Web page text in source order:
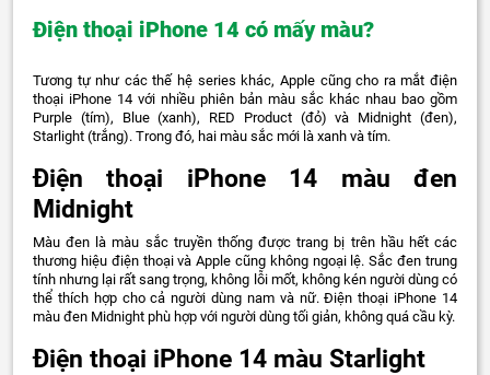
Điện thoại iPhone 14 có mấy màu?
Tương tự như các thế hệ series khác, Apple cũng cho ra mắt điện
thoại iPhone 14 với nhiều phiên bản màu sắc khác nhau bao gồm
Purple (tím), Blue (xanh), RED Product (đỏ) và Midnight (đen),
Starlight (trắng). Trong đó, hai màu sắc mới là xanh và tím.
Điện thoại iPhone 14 màu đen
Midnight
Màu đen là màu sắc truyền thống được trang bị trên hầu hết các
thương hiệu điện thoại và Apple cũng không ngoại lệ. Sắc đen trung
tính nhưng lại rất sang trọng, không lỗi mốt, không kén người dùng có
thể thích hợp cho cả người dùng nam và nữ. Điện thoại iPhone 14
màu đen Midnight phù hợp với người dùng tối giản, không quá cầu kỳ.
Điện thoại iPhone 14 màu Starlight